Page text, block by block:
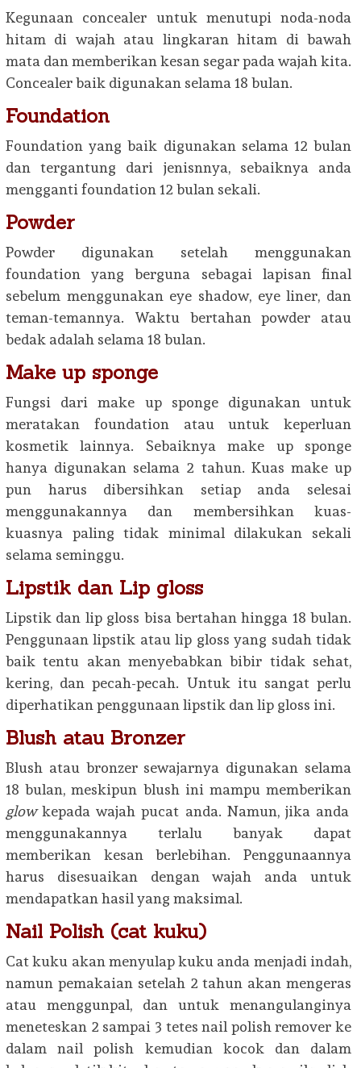
Kegunaan concealer untuk menutupi noda-noda
hitam di wajah atau lingkaran hitam di bawah
mata dan memberikan kesan segar pada wajah kita.
Concealer baik digunakan selama 18 bulan.
Foundation
Foundation yang baik digunakan selama 12 bulan
dan tergantung dari jenisnnya, sebaiknya anda
mengganti foundation 12 bulan sekali.
Powder
Powder digunakan setelah menggunakan
foundation yang berguna sebagai lapisan final
sebelum menggunakan eye shadow, eye liner, dan
teman-temannya. Waktu bertahan powder atau
bedak adalah selama 18 bulan.
Make up sponge
Fungsi dari make up sponge digunakan untuk
meratakan foundation atau untuk keperluan
kosmetik lainnya. Sebaiknya make up sponge
hanya digunakan selama 2 tahun. Kuas make up
pun harus dibersihkan setiap anda selesai
menggunakannya dan membersihkan kuas-
kuasnya paling tidak minimal dilakukan sekali
selama seminggu.
Lipstik dan Lip gloss
Lipstik dan lip gloss bisa bertahan hingga 18 bulan.
Penggunaan lipstik atau lip gloss yang sudah tidak
baik tentu akan menyebabkan bibir tidak sehat,
kering, dan pecah-pecah. Untuk itu sangat perlu
diperhatikan penggunaan lipstik dan lip gloss ini.
Blush atau Bronzer
Blush atau bronzer sewajarnya digunakan selama
18 bulan, meskipun blush ini mampu memberikan
glowkepada wajah pucat anda. Namun, jika anda
menggunakannya terlalu banyak dapat
memberikan kesan berlebihan. Penggunaannya
harus disesuaikan dengan wajah anda untuk
mendapatkan hasil yang maksimal.
Nail Polish (cat kuku)
Cat kuku akan menyulap kuku anda menjadi indah,
namun pemakaian setelah 2 tahun akan mengeras
atau menggunpal, dan untuk menangulanginya
meneteskan 2 sampai 3 tetes nail polish remover ke
dalam nail polish kemudian kocok dan dalam